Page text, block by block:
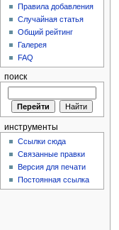
Правила добавления
Случайная статья
Общий рейтинг
Галерея
FAQ
поиск
инструменты
Ссылки сюда
Связанные правки
Версия для печати
Постоянная ссылка